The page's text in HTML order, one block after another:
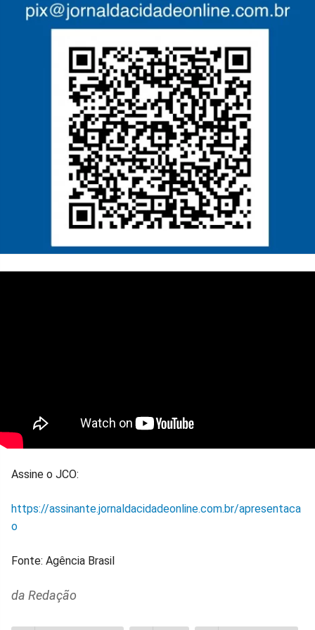
Assine o JCO:
https://assinante.jornaldacidadeonline.com.br/apresentaca
o
Fonte: Agência Brasil
da Redação